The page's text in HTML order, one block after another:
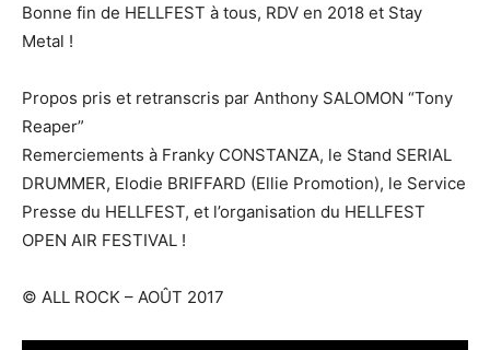
Bonne fin de HELLFEST à tous, RDV en 2018 et Stay
Metal !
Propos pris et retranscris par Anthony SALOMON “Tony
Reaper”
Remerciements à Franky CONSTANZA, le Stand SERIAL
DRUMMER, Elodie BRIFFARD (Ellie Promotion), le Service
Presse du HELLFEST, et l’organisation du HELLFEST
OPEN AIR FESTIVAL !
© ALL ROCK – AOÛT 2017